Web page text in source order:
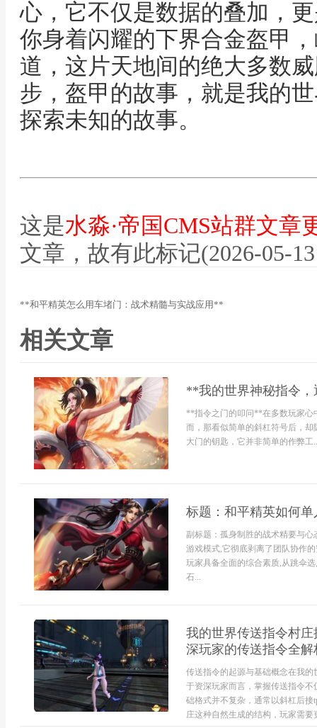
心，它不仅是数据的叠加，
你身着闪耀的下界合金盔甲
道，这片天地间的绝大多数
步，盔甲的故事，就是我的
探索未知的故事。
这是水淼·帝国CMS站群文章
文章，故有此标记(2026-05-
**和平精英怎么用车堵门：战术精髓与实战应用**
相关文章
**我的世界神秘指令
**指令之门的叩问**在多数玩家心
而，那看似简单的斜杠符号后，
大门的钥匙，它并非简单的作弊工
标题：和平精英如何
副标题：孤身制胜的战术精要与
游戏模式,它彻底剥离了团队协作
玩家具备全面的综合素质,从跳伞
石...
我的世界传送指令村
深玩家的传送指令全
传送指令的起源与基础概念在我
于资深玩家而言，掌握传送指令
础格式并不复杂，通常以斜杠后
庄这种自然生成的结构，玩家需要